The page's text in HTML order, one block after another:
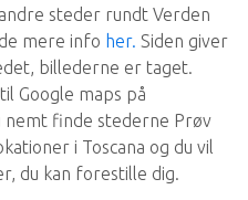
steder rundt Verden
mere info her. Siden giver
billederne er taget.
Google maps på
nemt finde stederne Prøv
i Toscana og du vil
du kan forestille dig.